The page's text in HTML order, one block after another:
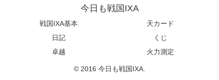
今日も戦国IXA
戦国IXA基本
天カード
日記
くじ
卓越
火力測定
© 2016 今日も戦国IXA.